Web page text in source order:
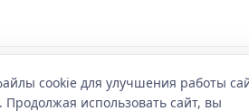
cookie для улучшения работы
Продолжая использовать сайт, вы